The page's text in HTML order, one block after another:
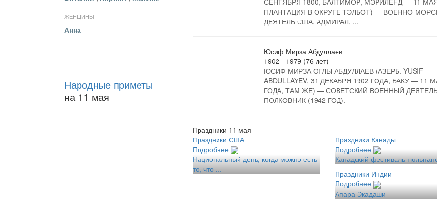
ЖЕНЩИНЫ
Анна
Народные приметы
на 11 мая
СЕНТЯБРЯ 1800, БАЛТИМОР, МЭРИЛЕНД — 11 МАЯ
ПЛАНТАЦИЯ В ОКРУГЕ ТЭЛБОТ) — ВОЕННО-
ДЕЯТЕЛЬ США, АДМИРАЛ, ...
Юсиф Мирза Абдуллаев
1902 - 1979 (76 лет)
ЮСИФ МИРЗА ОГЛЫ АБДУЛЛАЕВ (АЗЕРБ. YUSIF
ABDULLAYEV; 31 ДЕКАБРЯ 1902 ГОДА, БАКУ — 11
ГОДА, ТАМ ЖЕ) — СОВЕТСКИЙ ВОЕННЫЙ
ПОЛКОВНИК (1942 ГОД).
Праздники 11 мая
Праздники США
Подробнее
Национальный день, когда можно есть
то, что ...
Праздники Канады
Подробнее
Канадский фестиваль
Праздники Индии
Подробнее
Апара Экадаши